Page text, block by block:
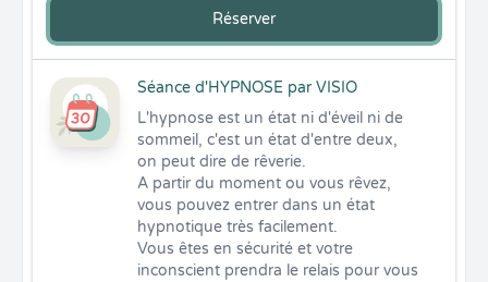
Réserver
Séance d'HYPNOSE par VISIO
L'hypnose est un état ni d'éveil ni de
sommeil, c'est un état d'entre deux,
on peut dire de rêverie.
A partir du moment ou vous rêvez,
vous pouvez entrer dans un état
hypnotique très facilement.
Vous êtes en sécurité et votre
inconscient prendra le relais pour vous